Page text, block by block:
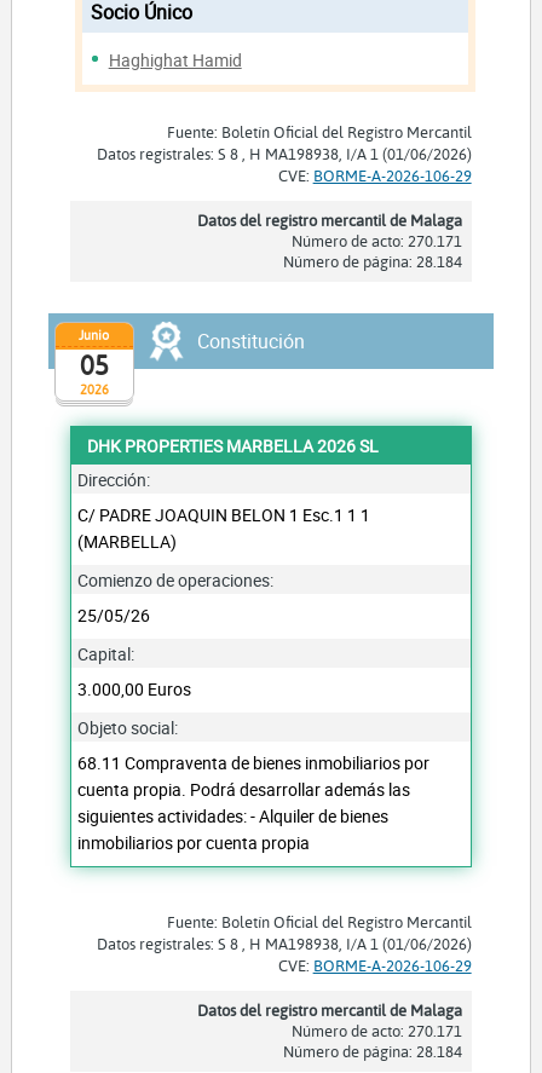
Socio Único
Haghighat Hamid
Fuente: Boletín Oficial del Registro Mercantil
Datos registrales: S 8 , H MA198938, I/A 1 (01/06/2026)
CVE: BORME-A-2026-106-29
Datos del registro mercantil de Malaga
Número de acto: 270.171
Número de página: 28.184
2026
Junio
05
Constitución
DHK PROPERTIES MARBELLA 2026 SL
Dirección:
C/ PADRE JOAQUIN BELON 1 Esc.1 1 1
(MARBELLA)
Comienzo de operaciones:
25/05/26
Capital:
3.000,00 Euros
Objeto social:
68.11 Compraventa de bienes inmobiliarios por
cuenta propia. Podrá desarrollar además las
siguientes actividades: - Alquiler de bienes
inmobiliarios por cuenta propia
Fuente: Boletín Oficial del Registro Mercantil
Datos registrales: S 8 , H MA198938, I/A 1 (01/06/2026)
CVE: BORME-A-2026-106-29
Datos del registro mercantil de Malaga
Número de acto: 270.171
Número de página: 28.184